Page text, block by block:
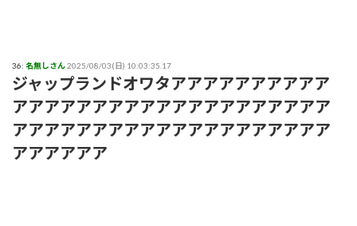
36: 名無しさん2025/08/03(日) 10:03:35.17
ジャップランドオワタアアアアアアアアアア
アアアアアアアアアアアアアアアアアアアア
アアアアアアアアアアアアアアアアアアアア
アアアアアア